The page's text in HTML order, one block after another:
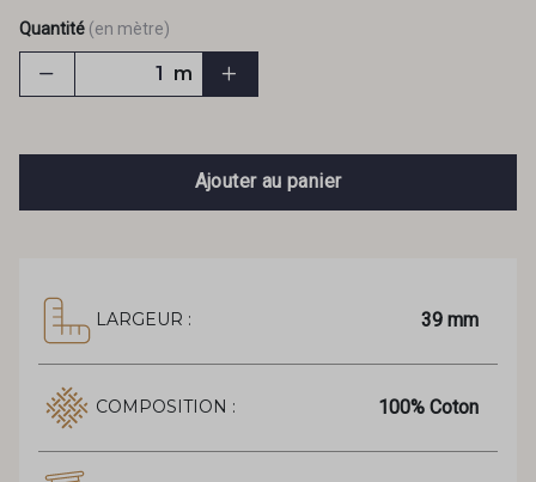
Quantité (en mètre)
m
Ajouter au panier
LARGEUR : 39 mm
COMPOSITION : 100% Coton